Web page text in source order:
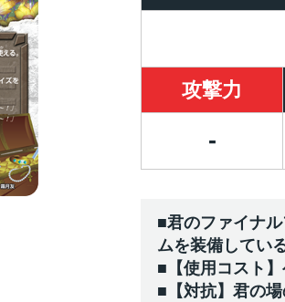
攻撃力
-
■君のファイナ
ムを装備してい
■【使用コスト
■【対抗】君の